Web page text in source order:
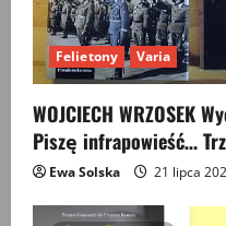
Felietony Varia
WOJCIECH WRZOSEK
Piszę infrapowieść…
Ewa Solska 21 lipca